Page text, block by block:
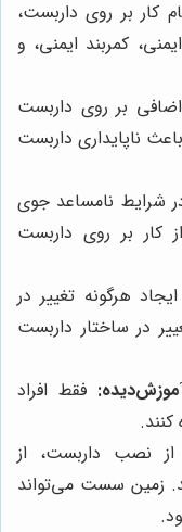
کار بر روی داربست،
کمربند ایمنی، و
بر روی داربست
ناپایداری داربست
شرایط نامساعد جوی
کار بر روی داربست
ایجاد هرگونه تغییر در
در ساختار داربست
فقط افراد
از نصب داربست، از
زمین سست می‌تواند